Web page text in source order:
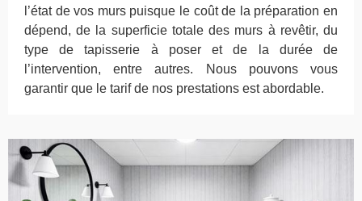
l’état de vos murs puisque le coût de la préparation en
dépend, de la superficie totale des murs à revêtir, du
type de tapisserie à poser et de la durée de
l’intervention, entre autres. Nous pouvons vous
garantir que le tarif de nos prestations est abordable.